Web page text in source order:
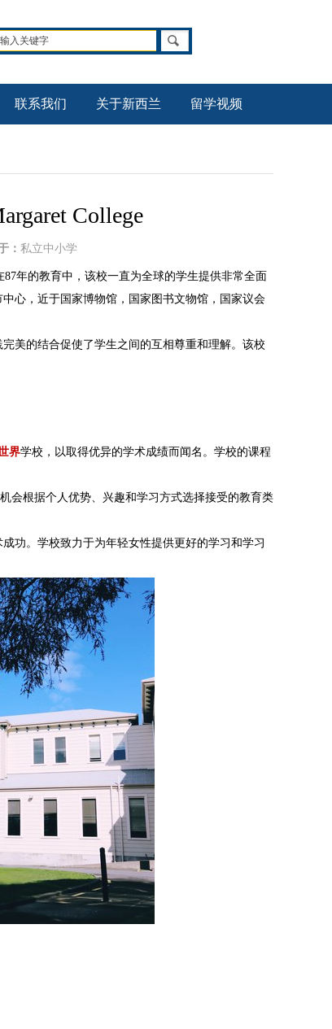
联系我们 关于新西兰 留学视频
College
： 私立中小学
年的教育中，该校一直为全球的学生提供非常全面
心，近于国家博物馆，国家图书文物馆，国家议会
美的结合促使了学生之间的互相尊重和理解。该校
界学校，以取得优异的学术成绩而闻名。学校的课程
会根据个人优势、兴趣和学习方式选择接受的教育类
功。学校致力于为年轻女性提供更好的学习和学习